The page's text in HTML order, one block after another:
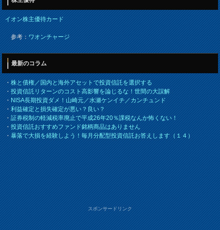
イオン株主優待カード
参考：ワオンチャージ
最新のコラム
・株と債権／国内と海外アセットで投資信託を選択する
・投資信託リターンのコスト高影響を論じるな！世間の大誤解
・NISA長期投資ダメ！山崎元／水瀬ケンイチ／カンチュンド
・利益確定と損失確定が悪い？良い？
・証券税制の軽減税率廃止で平成26年20％課税なんか怖くない！
・投資信託おすすめファンド銘柄商品はありません
・暴落で大損を経験しよう！毎月分配型投資信託お答えします（１４）
スポンサードリンク